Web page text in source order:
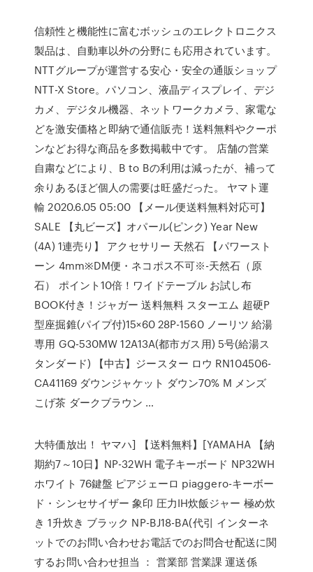
信頼性と機能性に富むボッシュのエレクトロニクス
製品は、自動車以外の分野にも応用されています。
NTTグループが運営する安心・安全の通販ショップ
NTT-X Store。パソコン、液晶ディスプレイ、デジ
カメ、デジタル機器、ネットワークカメラ、家電な
どを激安価格と即納で通信販売！送料無料やクーポ
ンなどお得な商品を多数掲載中です。 店舗の営業
自粛などにより、B to Bの利用は減ったが、補って
余りあるほど個人の需要は旺盛だった。 ヤマト運
輸 2020.6.05 05:00 【メール便送料無料対応可】
SALE 【丸ビーズ】オパール(ピンク) Year New
(4A) 1連売り】 アクセサリー 天然石 【パワースト
ーン 4mm※DM便・ネコポス不可※-天然石（原
石） ポイント10倍！ワイドテーブル お試し布
BOOK付き！ジャガー 送料無料 スターエム 超硬P
型座掘錐(パイプ付)15×60 28P-1560 ノーリツ 給湯
専用 GQ-530MW 12A13A(都市ガス用) 5号(給湯ス
タンダード) 【中古】ジースター ロウ RN104506-
CA41169 ダウンジャケット ダウン70% M メンズ
こげ茶 ダークブラウン …
大特価放出！ ヤマハ] 【送料無料】[YAMAHA 【納
期約7～10日】NP-32WH 電子キーボード NP32WH
ホワイト 76鍵盤 ピアジェーロ piaggero-キーボー
ド・シンセサイザー 象印 圧力IH炊飯ジャー 極め炊
き 1升炊き ブラック NP-BJ18-BA(代引 インターネ
ットでのお問い合わせお電話でのお問合せ配送に関
するお問い合わせ担当 ： 営業部 営業課 運送係